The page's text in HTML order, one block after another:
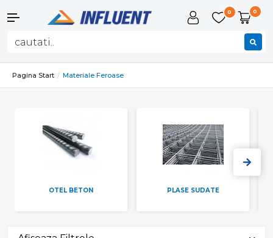
0 0
Pagina Start Materiale Feroase
OTEL BETON PLASE SUDATE